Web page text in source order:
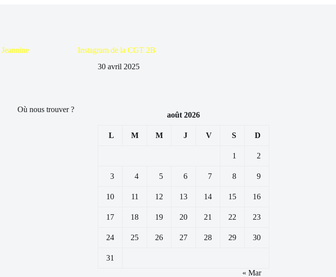
Instagram de la CGT 2B
30 avril 2025
Où nous trouver ?
août 2026
L M M J V S D
1 2
3 4 5 6 7 8 9
10 11 12 13 14 15 16
17 18 19 20 21 22 23
24 25 26 27 28 29 30
31
« Mar